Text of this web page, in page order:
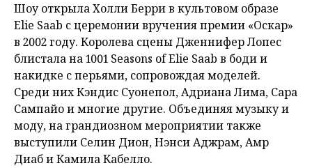
Шоу открыла Холли Берри в культовом образе
Elie Saab с церемонии вручения премии «Оскар»
в 2002 году. Королева сцены Дженнифер Лопес
блистала на 1001 Seasons of Elie Saab в боди и
накидке с перьями, сопровождая моделей.
Среди них Кэндис Суонепол, Адриана Лима, Сара
Сампайо и многие другие. Объединяя музыку и
моду, на грандиозном мероприятии также
выступили Селин Дион, Нэнси Аджрам, Амр
Диаб и Камила Кабелло.